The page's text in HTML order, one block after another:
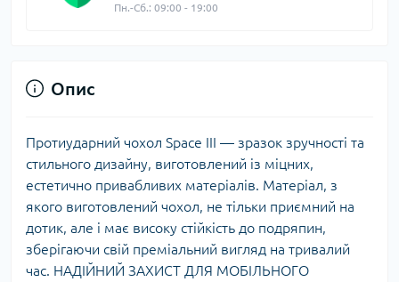
Пн.-Сб.: 09:00 - 19:00
Опис
Протиударний чохол Space III — зразок зручності та
стильного дизайну, виготовлений із міцних,
естетично привабливих матеріалів. Матеріал, з
якого виготовлений чохол, не тільки приємний на
дотик, але і має високу стійкість до подряпин,
зберігаючи свій преміальний вигляд на тривалий
час. НАДІЙНИЙ ЗАХИСТ ДЛЯ МОБІЛЬНОГО